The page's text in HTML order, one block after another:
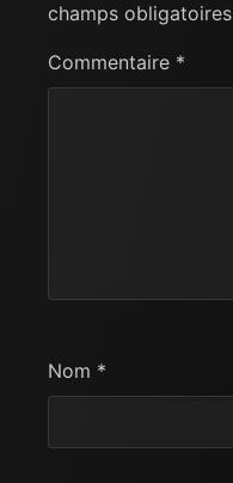
champs
Commentaire *
Nom *